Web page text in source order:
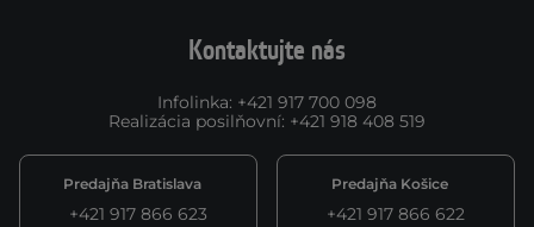
Kontaktujte nás
Infolinka: +421 917 700 098
Realizácia posilňovní: +421 918 408 519
Predajňa Bratislava
+421 917 866 623
Predajňa Košice
+421 917 866 622